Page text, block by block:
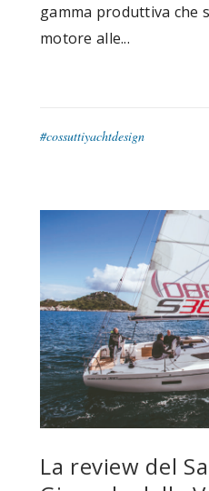
gamma produttiva che
motore alle...
#cossuttiyachtdesign
La review del